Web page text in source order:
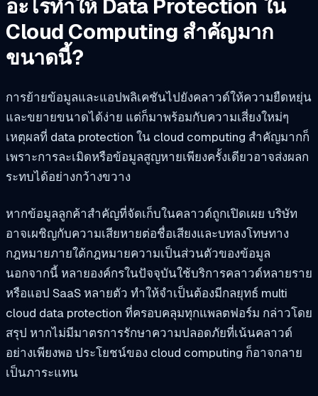
อะไรทำให้ Data Protection ใน
Cloud Computing สำคัญมาก
ขนาดนี้?
การย้ายข้อมูลและแอปพลิเคชันไปยังคลาวด์ให้ความยืดหยุ่น
และขยายขนาดได้ง่าย แต่ก็มาพร้อมกับความเสี่ยงใหม่ๆ
เหตุผลที่ data protection ใน cloud computing สำคัญมากก็
เพราะการละเมิดหรือข้อมูลสูญหายเพียงครั้งเดียวอาจส่งผลก
ระทบได้อย่างกว้างขวาง
หากข้อมูลลูกค้าสำคัญที่จัดเก็บในคลาวด์ถูกเปิดเผย บริษัท
อาจเผชิญกับความเสียหายต่อชื่อเสียงและบทลงโทษทาง
กฎหมายภายใต้กฎหมายความเป็นส่วนตัวของข้อมูล
นอกจากนี้ หลายองค์กรในปัจจุบันใช้บริการคลาวด์หลายราย
หรือแอป SaaS หลายตัว ทำให้จำเป็นต้องมีกลยุทธ์ multi
cloud data protection ที่ครอบคลุมทุกแพลตฟอร์ม กล่าวโดย
สรุป หากไม่มีมาตรการรักษาความปลอดภัยที่เน้นคลาวด์
อย่างเพียงพอ ประโยชน์ของ cloud computing ก็อาจกลาย
เป็นภาระแทน